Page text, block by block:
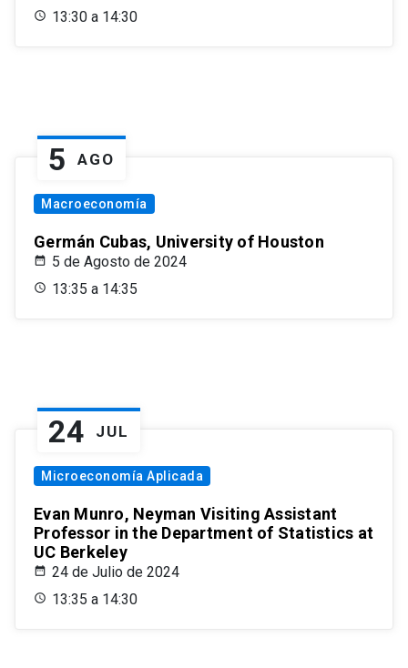
13:30 a 14:30
5 AGO
Macroeconomía
Germán Cubas, University of Houston
5 de Agosto de 2024
13:35 a 14:35
24 JUL
Microeconomía Aplicada
Evan Munro, Neyman Visiting Assistant
Professor in the Department of Statistics at
UC Berkeley
24 de Julio de 2024
13:35 a 14:30